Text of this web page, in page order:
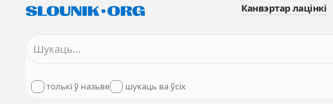
Канвэртар лацінкі
толькі ў назьве шукаць ва ўсіх